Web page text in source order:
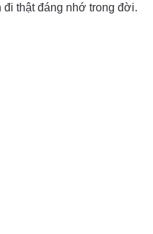
đi thật đáng nhớ trong đời.